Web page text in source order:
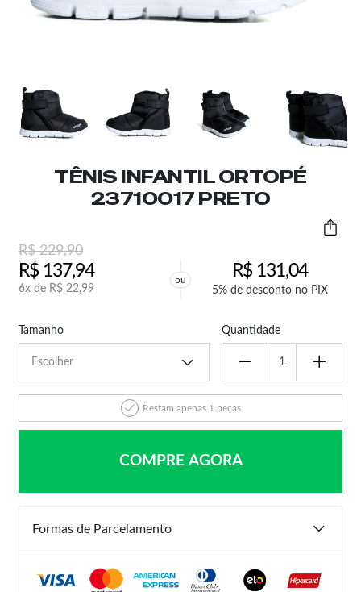
TÊNIS INFANTIL ORTOPÉ
23710017 PRETO
R$229,90
R$137,94
6x de R$ 22,99
ou R$131,04
5% de desconto no PIX
Tamanho Quantidade
Restam apenas 1 peças
COMPRE AGORA
Formas de Parcelamento